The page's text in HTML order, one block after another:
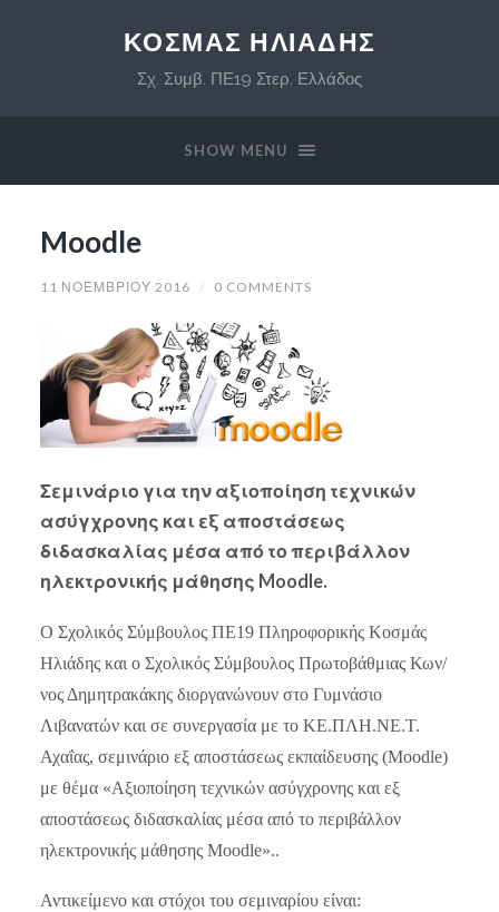
ΚΟΣΜΆΣ ΗΛΙΆΔΗΣ
Σχ. Συμβ. ΠΕ19 Στερ. Ελλάδος
SHOW MENU
Moodle
11 ΝΟΕΜΒΡΊΟΥ 2016 / 0 COMMENTS
Σεμινάριο για την αξιοποίηση τεχνικών
ασύγχρονης και εξ αποστάσεως
διδασκαλίας μέσα από το περιβάλλον
ηλεκτρονικής μάθησης Moodle.
O Σχολικός Σύμβουλος ΠΕ19 Πληροφορικής Κοσμάς
Ηλιάδης και ο Σχολικός Σύμβουλος Πρωτοβάθμιας Κων/
νος Δημητρακάκης διοργανώνουν στο Γυμνάσιο
Λιβανατών και σε συνεργασία με το ΚΕ.ΠΛΗ.ΝΕ.Τ.
Αχαΐας, σεμινάριο εξ αποστάσεως εκπαίδευσης (Moodle)
με θέμα «Αξιοποίηση τεχνικών ασύγχρονης και εξ
αποστάσεως διδασκαλίας μέσα από το περιβάλλον
ηλεκτρονικής μάθησης Moodle»..
Αντικείμενο και στόχοι του σεμιναρίου είναι: